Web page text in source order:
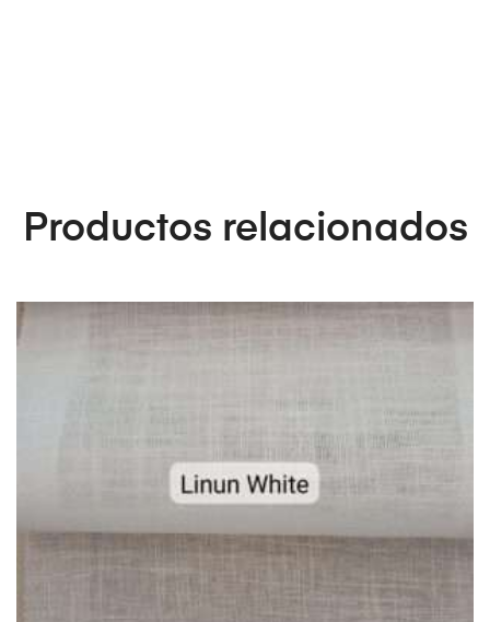
Productos relacionados